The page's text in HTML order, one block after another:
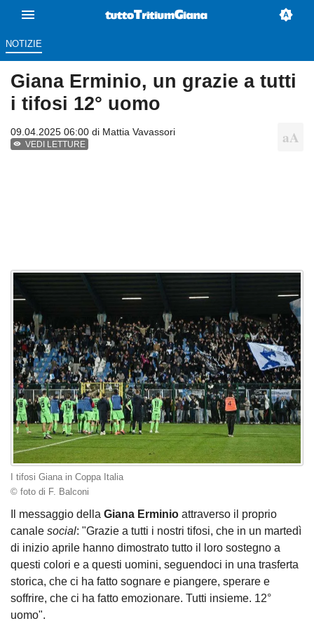
NOTIZIE
Giana Erminio, un grazie a tutti
i tifosi 12° uomo
09.04.2025 06:00 di Mattia Vavassori
VEDI LETTURE
I tifosi Giana in Coppa Italia
© foto di F. Balconi
Il messaggio della Giana Erminio attraverso il proprio
canale social: "Grazie a tutti i nostri tifosi, che in un martedì
di inizio aprile hanno dimostrato tutto il loro sostegno a
questi colori e a questi uomini, seguendoci in una trasferta
storica, che ci ha fatto sognare e piangere, sperare e
soffrire, che ci ha fatto emozionare. Tutti insieme. 12°
uomo".